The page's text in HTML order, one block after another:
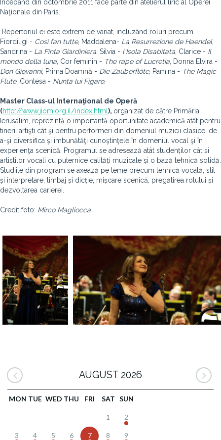
Începând din octombrie 2011 face parte din atelierul liric al Operei
Naţionale din Paris.
Repertoriul ei este extrem de variat, incluzând roluri precum
Fiordiligi - Cosi fan tutte, Maddalena- La Resurrezione de Haendel,
Sandrina - La Finta Giardiniera , Silvia - l'Isola Disabitata , Clarice - Il
mondo della luna , Cor feminin - The rape of Lucretia , Donna Elvira -
Don Giovanni, Prima Doamnă - Die Zauberflöte, Pamina - The Magic
Flute, Contesa - Nunta lui Figaro.
Master Class-ul Internaţional de Operă
(http://www.jiom.org.il/index.html ), organizat de către Primăria
Ierusalim, reprezintă o importantă oportunitate academică atât pentru
tinerii artişti cât şi pentru performeri din domeniul muzicii clasice, de
a-şi diversifica şi îmbunătăţi cunoştinţele în domeniul vocal şi în
experienţa scenică. Programul se adresează atât studenților cât și
artiștilor vocali cu puternice calități muzicale și o bază tehnică solidă.
Studiile din program se axează pe teme precum tehnică vocală, stil
și interpretare, limbaj și dicție, mișcare scenică, pregătirea rolului și
dezvoltarea carierei.
Credit foto: Mirco Magliocca
AUGUST 2026
MON TUE WED THU FRI SAT SUN
1 2
3 4 5 6 7 8 9